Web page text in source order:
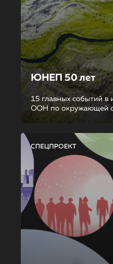
ЮНЕП 50 лет
15 главных событий
ООН по окружающей
СПЕЦПРОЕКТ